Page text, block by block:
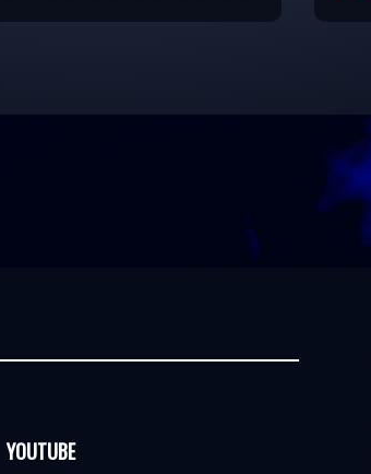
YOUTUBE